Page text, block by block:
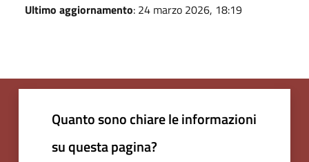
Ultimo aggiornamento: 24 marzo 2026, 18:19
Quanto sono chiare le informazioni
su questa pagina?